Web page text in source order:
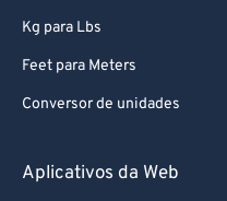
Kg para Lbs
Feet para Meters
Conversor de unidades
Aplicativos da Web